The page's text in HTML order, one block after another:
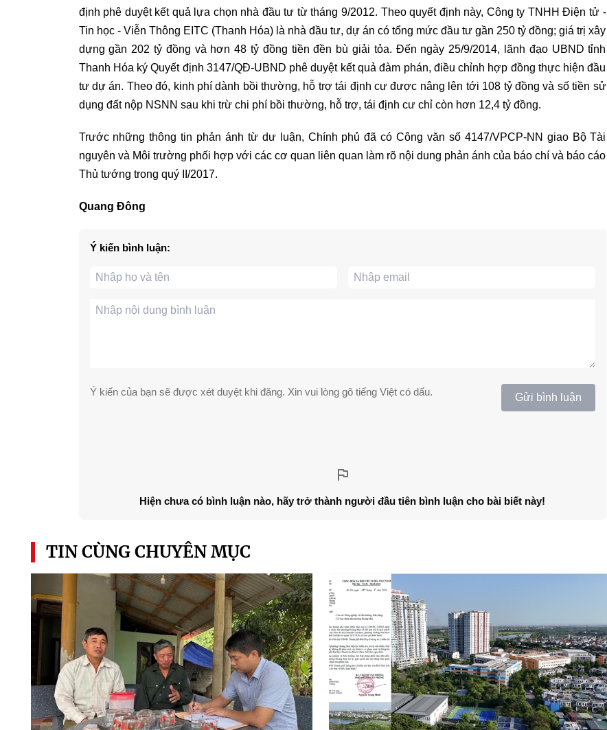
định phê duyệt kết quả lựa chọn nhà đầu tư từ tháng 9/2012. Theo quyết định này, Công ty TNHH Điện tử -
Tin học - Viễn Thông EITC (Thanh Hóa) là nhà đầu tư, dự án có tổng mức đầu tư gần 250 tỷ đồng; giá trị xây
dựng gần 202 tỷ đồng và hơn 48 tỷ đồng tiền đền bù giải tỏa. Đến ngày 25/9/2014, lãnh đạo UBND tỉnh
Thanh Hóa ký Quyết định 3147/QĐ-UBND phê duyệt kết quả đàm phán, điều chỉnh hợp đồng thực hiện đầu
tư dự án. Theo đó, kinh phí dành bồi thường, hỗ trợ tái định cư được nâng lên tới 108 tỷ đồng và số tiền sử
dụng đất nộp NSNN sau khi trừ chi phí bồi thường, hỗ trợ, tái định cư chỉ còn hơn 12,4 tỷ đồng.
Trước những thông tin phản ánh từ dư luận, Chính phủ đã có Công văn số 4147/VPCP-NN giao Bộ Tài
nguyên và Môi trường phối hợp với các cơ quan liên quan làm rõ nội dung phản ánh của báo chí và báo cáo
Thủ tướng trong quý II/2017.
Quang Đông
Ý kiến bình luận:
Ý kiến của bạn sẽ được xét duyệt khi đăng. Xin vui lòng gõ tiếng Việt có dấu. Gửi bình luận
Hiện chưa có bình luận nào, hãy trở thành người đầu tiên bình luận cho bài biết này!
TIN CÙNG CHUYÊN MỤC